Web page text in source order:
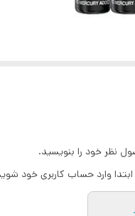
نظر خود را بنویسید.
ابتدا وارد حساب کاربری خود